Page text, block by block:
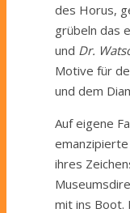
des Horus,
grübeln das
und Dr.
Motive für
und dem
Auf eigene
emanzipierte
ihres
mit ins Boot.